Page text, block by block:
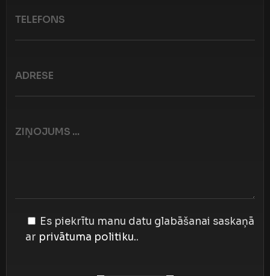
Es piekrītu manu datu glabāšanai saskaņā
ar privātuma politiku..